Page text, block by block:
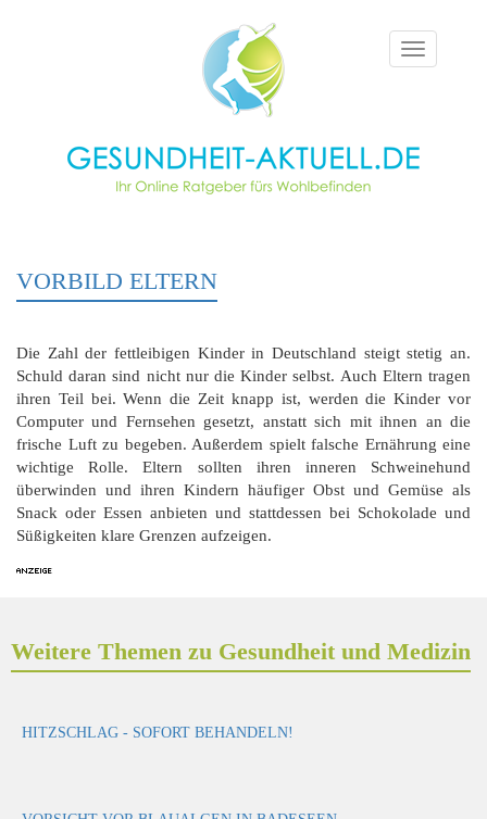
Toggle
navigation
VORBILD ELTERN
Die Zahl der fettleibigen Kinder in Deutschland steigt stetig an.
Schuld daran sind nicht nur die Kinder selbst. Auch Eltern tragen
ihren Teil bei. Wenn die Zeit knapp ist, werden die Kinder vor
Computer und Fernsehen gesetzt, anstatt sich mit ihnen an die
frische Luft zu begeben. Außerdem spielt falsche Ernährung eine
wichtige Rolle. Eltern sollten ihren inneren Schweinehund
überwinden und ihren Kindern häufiger Obst und Gemüse als
Snack oder Essen anbieten und stattdessen bei Schokolade und
Süßigkeiten klare Grenzen aufzeigen.
Weitere Themen zu Gesundheit und Medizin
HITZSCHLAG - SOFORT BEHANDELN!